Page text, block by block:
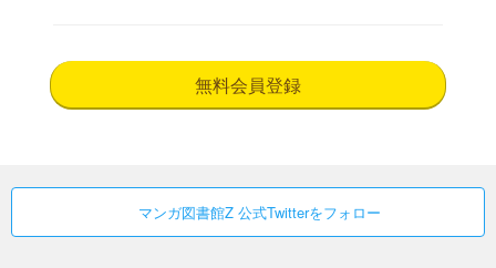
無料会員登録
マンガ図書館Z 公式Twitterをフォロー